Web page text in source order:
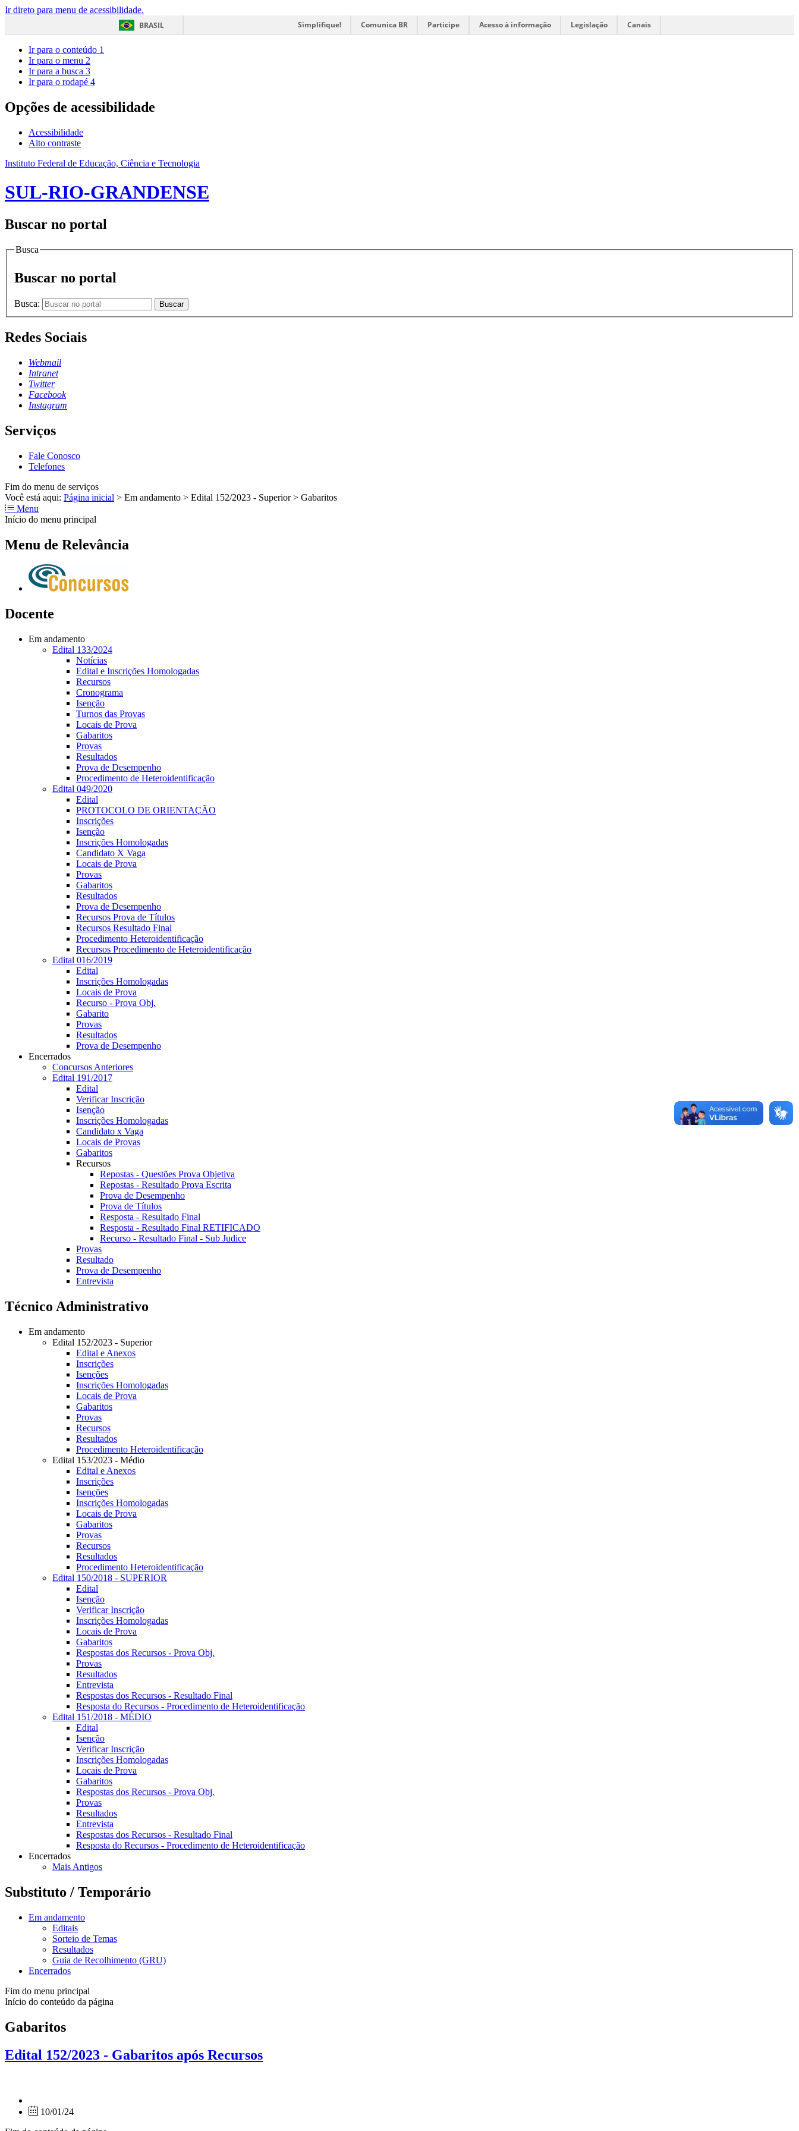
Ir direto para menu de acessibilidade.
BRASIL
Simplifique! Comunica BR Participe Acesso à informação Legislação Canais
Ir para o conteúdo 1
Ir para o menu 2
Ir para a busca 3
Ir para o rodapé 4
Opções de acessibilidade
Acessibilidade
Alto contraste
Instituto Federal de Educação, Ciência e Tecnologia
SUL-RIO-GRANDENSE
Buscar no portal
Busca
Buscar no portal
Busca: Buscar
Redes Sociais
Webmail
Intranet
Twitter
Facebook
Instagram
Serviços
Fale Conosco
Telefones
Fim do menu de serviços
Você está aqui: Página inicial > Em andamento > Edital 152/2023 - Superior > Gabaritos
Menu
Início do menu principal
Menu de Relevância
Docente
Em andamento
Edital 133/2024
Notícias
Edital e Inscrições Homologadas
Recursos
Cronograma
Isenção
Turnos das Provas
Locais de Prova
Gabaritos
Provas
Resultados
Prova de Desempenho
Procedimento de Heteroidentificação
Edital 049/2020
Edital
PROTOCOLO DE ORIENTAÇÃO
Inscrições
Isenção
Inscrições Homologadas
Candidato X Vaga
Locais de Prova
Provas
Gabaritos
Resultados
Prova de Desempenho
Recursos Prova de Títulos
Recursos Resultado Final
Procedimento Heteroidentificação
Recursos Procedimento de Heteroidentificação
Edital 016/2019
Edital
Inscrições Homologadas
Locais de Prova
Recurso - Prova Obj.
Gabarito
Provas
Resultados
Prova de Desempenho
Encerrados
Concursos Anteriores
Edital 191/2017
Edital
Verificar Inscrição
Isenção
Inscrições Homologadas
Candidato x Vaga
Locais de Provas
Gabaritos
Recursos
Repostas - Questões Prova Objetiva
Repostas - Resultado Prova Escrita
Prova de Desempenho
Prova de Títulos
Resposta - Resultado Final
Resposta - Resultado Final RETIFICADO
Recurso - Resultado Final - Sub Judice
Provas
Resultado
Prova de Desempenho
Entrevista
Técnico Administrativo
Em andamento
Edital 152/2023 - Superior
Edital e Anexos
Inscrições
Isenções
Inscrições Homologadas
Locais de Prova
Gabaritos
Provas
Recursos
Resultados
Procedimento Heteroidentificação
Edital 153/2023 - Médio
Edital e Anexos
Inscrições
Isenções
Inscrições Homologadas
Locais de Prova
Gabaritos
Provas
Recursos
Resultados
Procedimento Heteroidentificação
Edital 150/2018 - SUPERIOR
Edital
Isenção
Verificar Inscrição
Inscrições Homologadas
Locais de Prova
Gabaritos
Respostas dos Recursos - Prova Obj.
Provas
Resultados
Entrevista
Respostas dos Recursos - Resultado Final
Resposta do Recursos - Procedimento de Heteroidentificação
Edital 151/2018 - MÉDIO
Edital
Isenção
Verificar Inscrição
Inscrições Homologadas
Locais de Prova
Gabaritos
Respostas dos Recursos - Prova Obj.
Provas
Resultados
Entrevista
Respostas dos Recursos - Resultado Final
Resposta do Recursos - Procedimento de Heteroidentificação
Encerrados
Mais Antigos
Substituto / Temporário
Em andamento
Editais
Sorteio de Temas
Resultados
Guia de Recolhimento (GRU)
Encerrados
Fim do menu principal
Início do conteúdo da página
Gabaritos
Edital 152/2023 - Gabaritos após Recursos
10/01/24